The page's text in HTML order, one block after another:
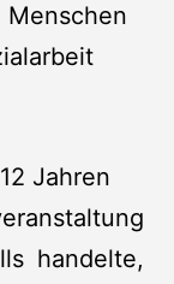
Menschen
Jahren
handelte,